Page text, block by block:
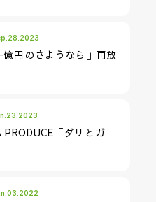
円のさようなら」再放
「ダリとガ